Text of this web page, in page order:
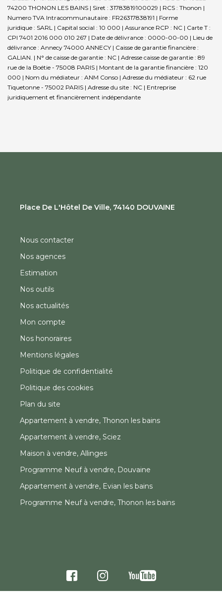
74200 THONON LES BAINS | Siret : 31783819100029 | RCS : Thonon |
Numero TVA Intracommunautaire : FR26317838191 | Forme
juridique : SARL | Capital social : 10 000 | Assurance RCP : NC | Carte T :
CPI 7401 2016 000 010 267 | Date de délivrance : 0000-00-00 | Lieu de
délivrance : Annecy 74000 ANNECY | Caisse de garantie financière :
GALIAN. | N° de caisse de garantie : NC | Adresse caisse de garantie : 89
rue de la Boétie - 75008 PARIS | Montant de la garantie financière : 120
000 | Nom du médiateur : ANM Conso | Adresse du médiateur : 62 rue
Tiquetonne - 75002 PARIS | Adresse du site : NC | Entreprise
juridiquement et financièrement indépendante
Place De L'Hôtel De Ville, 74140 DOUVAINE
Nous contacter
Nos agences
Estimation
Nos outils
Nos actualités
Mon compte
Nos honoraires
Mentions légales
Politique de confidentialité
Politique des cookies
Plan du site
Appartement à vendre, Thonon les bains
Appartement à vendre, Sciez
Maison à vendre, Allinges
Programme Neuf à vendre, Douvaine
Appartement à vendre, Evian les bains
Programme Neuf à vendre, Thonon les bains